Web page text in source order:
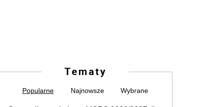
Tematy
Popularne Najnowsze Wybrane